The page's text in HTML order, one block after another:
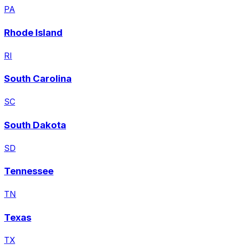
PA
Rhode Island
RI
South Carolina
SC
South Dakota
SD
Tennessee
TN
Texas
TX